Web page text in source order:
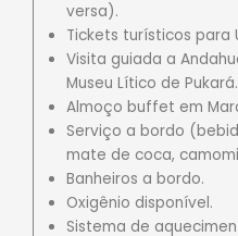
versa).
Tickets turísticos para
Visita guiada a
Museu Lítico de Pukará.
Almoço buffet em
Serviço a bordo
mate de coca,
Banheiros a bordo.
Oxigênio disponível.
Sistema de